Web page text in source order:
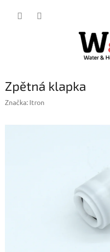
Zpětná klapka
Značka: Itron